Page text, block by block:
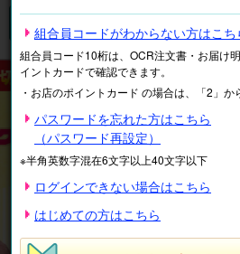
組合員コードがわからない方はこち
組合員コード10桁は、OCR注文書・お届け
イントカードで確認できます。
・お店のポイントカード の場合は、「2」か
パスワードを忘れた方はこちら
（パスワード再設定）
※半角英数字混在6文字以上40文字以下
ログインできない場合はこちら
はじめての方はこちら